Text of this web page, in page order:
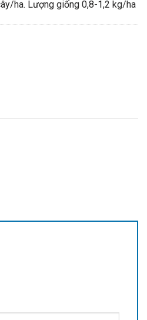
ha. Lượng giống 0,8-1,2 kg/ha